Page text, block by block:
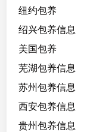
纽约包养
绍兴包养信息
美国包养
芜湖包养信息
苏州包养信息
西安包养信息
贵州包养信息